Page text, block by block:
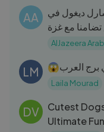
AA
ديغول في
مع غزة
AlJazeera
LM برج العرب
Laila Mourad
DV
Cutest
Ultimate